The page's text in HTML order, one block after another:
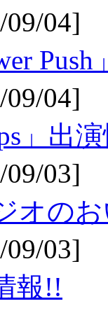
09/04]
09/04]
」出
09/03]
オの
09/03]
報!!